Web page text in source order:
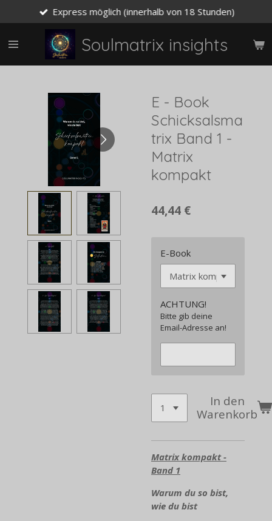
Hauptinhalt
springen
Soulmatrix insights
Express möglich (innerhalb von 18 Stunden)
E - Book
Schicksalsma
trix Band 1 -
Matrix
kompakt
44,44 €
E-Book
ACHTUNG!
Bitte gib deine
Email-Adresse an!
In den
Warenkorb
Matrix kompakt -
Band 1
Warum du so bist,
wie du bist